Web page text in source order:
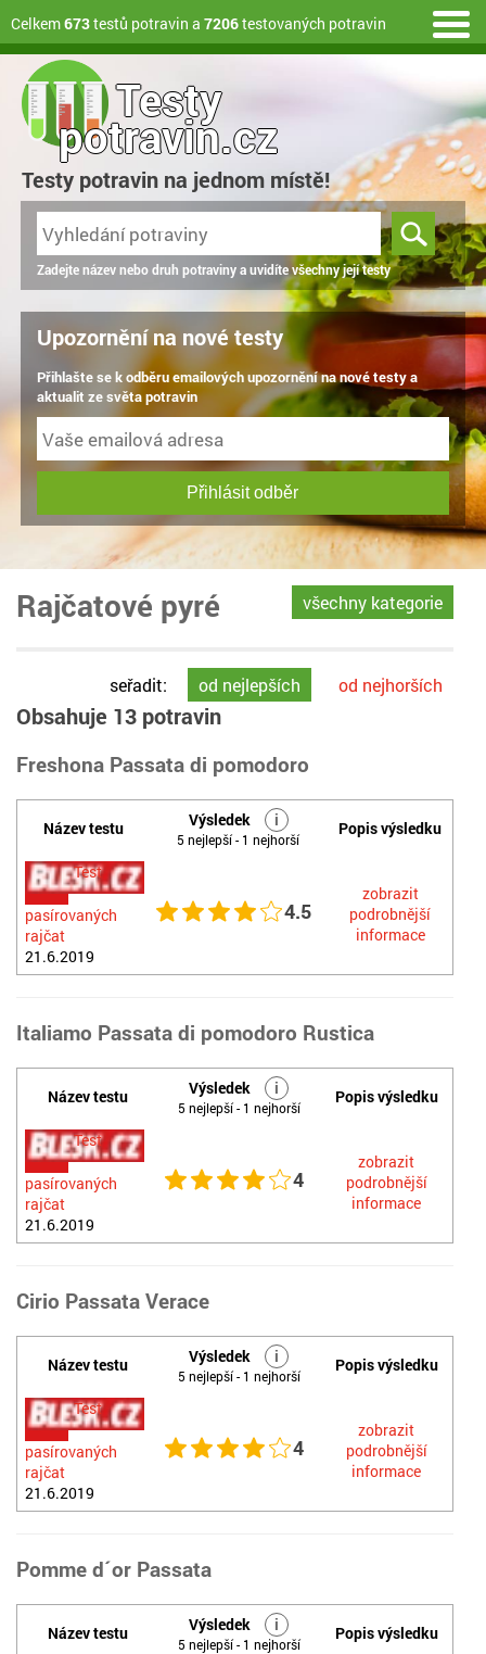
Celkem673testů potravin a 7206testovaných potravin
Testy
potravin.cz
Testy potravin na jednom místě!
Zadejte název nebo druh potraviny a uvidíte všechny její testy
Upozornění na nové testy
Přihlašte se k odběru emailových upozornění na nové testy a
aktualit ze světa potravin
Přihlásit odběr
všechny kategorie
Rajčatové pyré
seřadit: od nejlepších od nejhorších
Obsahuje 13 potravin
Freshona Passata di pomodoro
Název testu Výsledek i
5 nejlepší - 1 nejhorší
Popis výsledku
Test
pasírovaných
rajčat
21.6.2019
4.5
zobrazit
podrobnější
informace
Italiamo Passata di pomodoro Rustica
Název testu Výsledek i
5 nejlepší - 1 nejhorší
Popis výsledku
Test
pasírovaných
rajčat
21.6.2019
4
zobrazit
podrobnější
informace
Cirio Passata Verace
Název testu Výsledek i
5 nejlepší - 1 nejhorší
Popis výsledku
Test
pasírovaných
rajčat
21.6.2019
4
zobrazit
podrobnější
informace
Pomme d´or Passata
Název testu Výsledek i
5 nejlepší - 1 nejhorší
Popis výsledku